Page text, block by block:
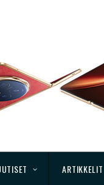
ARTIKKELIT